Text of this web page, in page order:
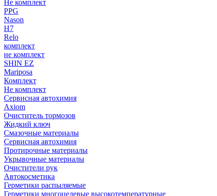
Не комплект
PPG
Nason
H7
Relo
комплект
не комплект
SHIN EZ
Mariposa
Комплект
Не комплект
Сервисная автохимия
Axiom
Очиститель тормозов
Жидкий ключ
Смазочные материалы
Сервисная автохимия
Протирочные материалы
Укрывочные материалы
Очистители рук
Автокосметика
Герметики распыляемые
Герметики многоцелевые высокотемпературные